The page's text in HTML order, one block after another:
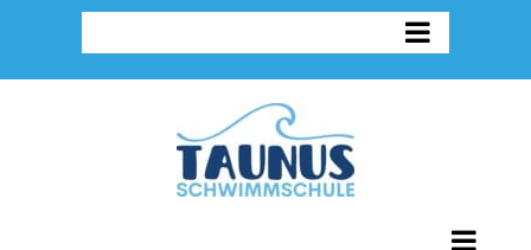
springen